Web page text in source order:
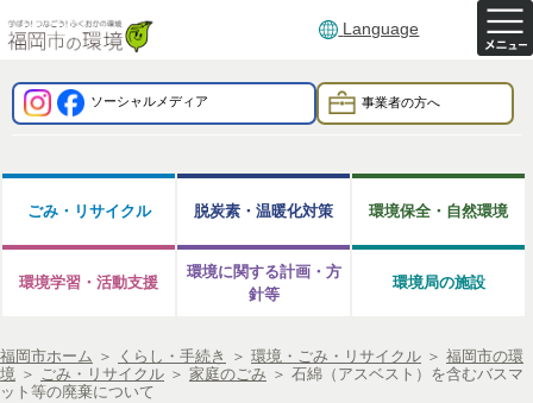
Language
ソーシャルメディア 事業者の方へ
ごみ・リサイクル 脱炭素・温暖化対策 環境保全・自然環境
環境学習・活動支援
環境に関する計画・方
針等
環境局の施設
福岡市ホーム ＞ くらし・手続き ＞ 環境・ごみ・リサイクル ＞ 福岡市の環
境 ＞ ごみ・リサイクル ＞ 家庭のごみ ＞ 石綿（アスベスト）を含むバスマ
ット等の廃棄について